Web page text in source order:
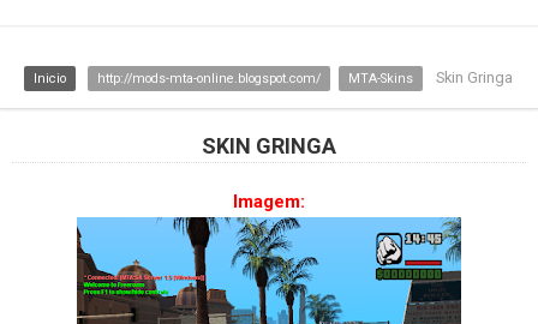
Inicio http://mods-mta-online.blogspot.com/ MTA-Skins Skin Gringa
SKIN GRINGA
Imagem: